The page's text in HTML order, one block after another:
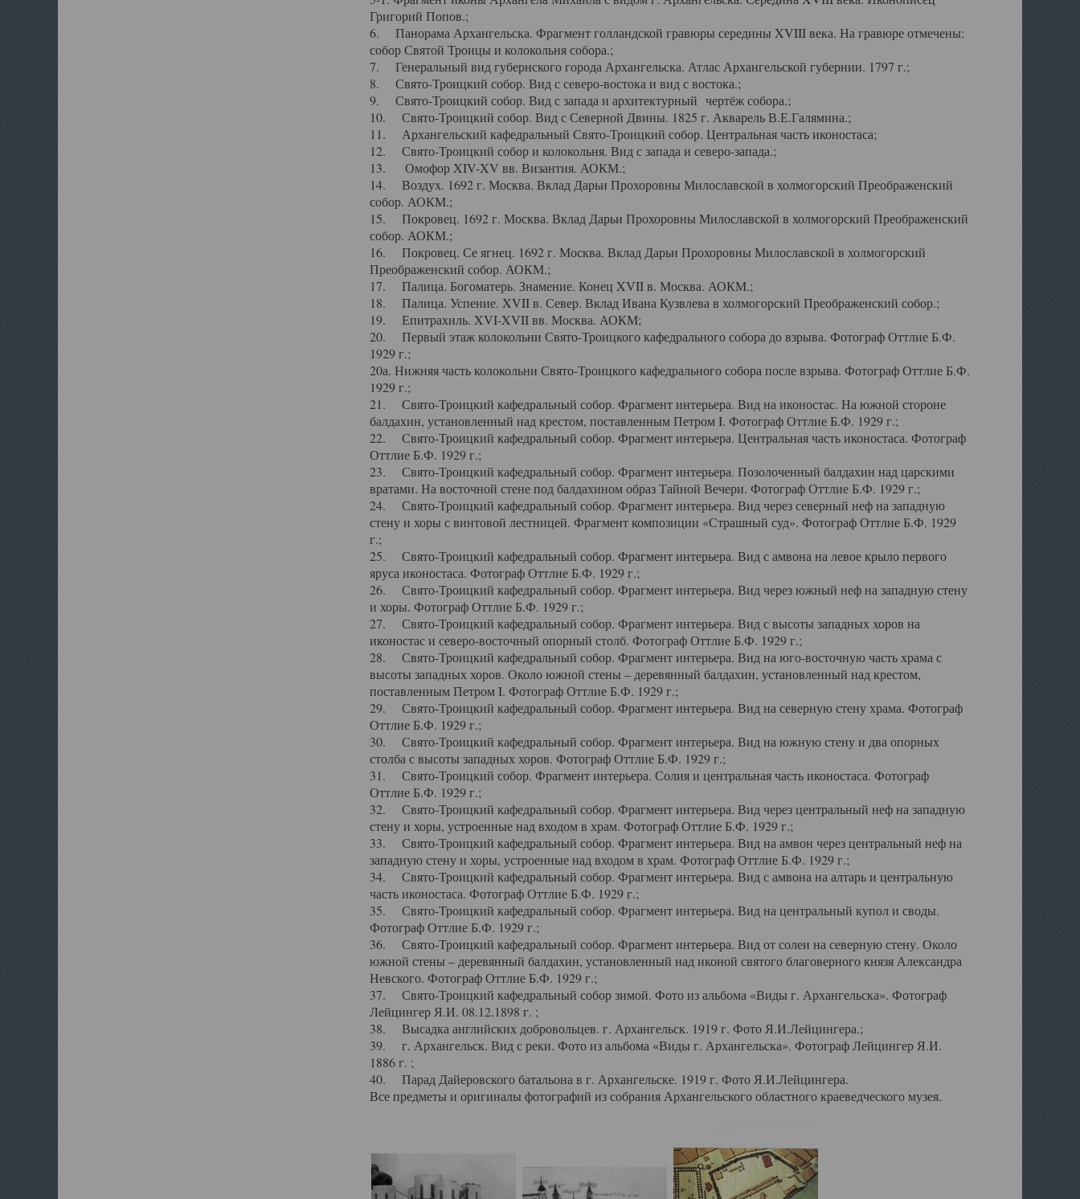
Григорий Попов.;
6. Панорама Архангельска. Фрагмент голландской гравюры середины XVIII века. На гравюре отмечены:
собор Святой Троицы и колокольня собора.;
7. Генеральный вид губернского города Архангельска. Атлас Архангельской губернии. 1797 г.;
8. Свято-Троицкий собор. Вид с северо-востока и вид с востока.;
9. Свято-Троицкий собор. Вид с запада и архитектурный чертёж собора.;
10. Свято-Троицкий собор. Вид с Северной Двины. 1825 г. Акварель В.Е.Галямина.;
11. Архангельский кафедральный Свято-Троицкий собор. Центральная часть иконостаса;
12. Свято-Троицкий собор и колокольня. Вид с запада и северо-запада.;
13. Омофор XIV-XV вв. Византия. АОКМ.;
14. Воздух. 1692 г. Москва. Вклад Дарьи Прохоровны Милославской в холмогорский Преображенский
собор. АОКМ.;
15. Покровец. 1692 г. Москва. Вклад Дарьи Прохоровны Милославской в холмогорский Преображенский
собор. АОКМ.;
16. Покровец. Се ягнец. 1692 г. Москва. Вклад Дарьи Прохоровны Милославской в холмогорский
Преображенский собор. АОКМ.;
17. Палица. Богоматерь. Знамение. Конец XVII в. Москва. АОКМ.;
18. Палица. Успение. XVII в. Север. Вклад Ивана Кузвлева в холмогорский Преображенский собор.;
19. Епитрахиль. XVI-XVII вв. Москва. АОКМ;
20. Первый этаж колокольни Свято-Троицкого кафедрального собора до взрыва. Фотограф Оттлие Б.Ф.
1929 г.;
20а. Нижняя часть колокольни Свято-Троицкого кафедрального собора после взрыва. Фотограф Оттлие Б.Ф.
1929 г.;
21. Свято-Троицкий кафедральный собор. Фрагмент интерьера. Вид на иконостас. На южной стороне
балдахин, установленный над крестом, поставленным Петром I. Фотограф Оттлие Б.Ф. 1929 г.;
22. Свято-Троицкий кафедральный собор. Фрагмент интерьера. Центральная часть иконостаса. Фотограф
Оттлие Б.Ф. 1929 г.;
23. Свято-Троицкий кафедральный собор. Фрагмент интерьера. Позолоченный балдахин над царскими
вратами. На восточной стене под балдахином образ Тайной Вечери. Фотограф Оттлие Б.Ф. 1929 г.;
24. Свято-Троицкий кафедральный собор. Фрагмент интерьера. Вид через северный неф на западную
стену и хоры с винтовой лестницей. Фрагмент композиции «Страшный суд». Фотограф Оттлие Б.Ф. 1929
г.;
25. Свято-Троицкий кафедральный собор. Фрагмент интерьера. Вид с амвона на левое крыло первого
яруса иконостаса. Фотограф Оттлие Б.Ф. 1929 г.;
26. Свято-Троицкий кафедральный собор. Фрагмент интерьера. Вид через южный неф на западную стену
и хоры. Фотограф Оттлие Б.Ф. 1929 г.;
27. Свято-Троицкий кафедральный собор. Фрагмент интерьера. Вид с высоты западных хоров на
иконостас и северо-восточный опорный столб. Фотограф Оттлие Б.Ф. 1929 г.;
28. Свято-Троицкий кафедральный собор. Фрагмент интерьера. Вид на юго-восточную часть храма с
высоты западных хоров. Около южной стены – деревянный балдахин, установленный над крестом,
поставленным Петром I. Фотограф Оттлие Б.Ф. 1929 г.;
29. Свято-Троицкий кафедральный собор. Фрагмент интерьера. Вид на северную стену храма. Фотограф
Оттлие Б.Ф. 1929 г.;
30. Свято-Троицкий кафедральный собор. Фрагмент интерьера. Вид на южную стену и два опорных
столба с высоты западных хоров. Фотограф Оттлие Б.Ф. 1929 г.;
31. Свято-Троицкий собор. Фрагмент интерьера. Солия и центральная часть иконостаса. Фотограф
Оттлие Б.Ф. 1929 г.;
32. Свято-Троицкий кафедральный собор. Фрагмент интерьера. Вид через центральный неф на западную
стену и хоры, устроенные над входом в храм. Фотограф Оттлие Б.Ф. 1929 г.;
33. Свято-Троицкий кафедральный собор. Фрагмент интерьера. Вид на амвон через центральный неф на
западную стену и хоры, устроенные над входом в храм. Фотограф Оттлие Б.Ф. 1929 г.;
34. Свято-Троицкий кафедральный собор. Фрагмент интерьера. Вид с амвона на алтарь и центральную
часть иконостаса. Фотограф Оттлие Б.Ф. 1929 г.;
35. Свято-Троицкий кафедральный собор. Фрагмент интерьера. Вид на центральный купол и своды.
Фотограф Оттлие Б.Ф. 1929 г.;
36. Свято-Троицкий кафедральный собор. Фрагмент интерьера. Вид от солеи на северную стену. Около
южной стены – деревянный балдахин, установленный над иконой святого благоверного князя Александра
Невского. Фотограф Оттлие Б.Ф. 1929 г.;
37. Свято-Троицкий кафедральный собор зимой. Фото из альбома «Виды г. Архангельска». Фотограф
Лейцингер Я.И. 08.12.1898 г. ;
38. Высадка английских добровольцев. г. Архангельск. 1919 г. Фото Я.И.Лейцингера.;
39. г. Архангельск. Вид с реки. Фото из альбома «Виды г. Архангельска». Фотограф Лейцингер Я.И.
1886 г. ;
40. Парад Дайеровского батальона в г. Архангельске. 1919 г. Фото Я.И.Лейцингера.
Все предметы и оригиналы фотографий из собрания Архангельского областного краеведческого музея.